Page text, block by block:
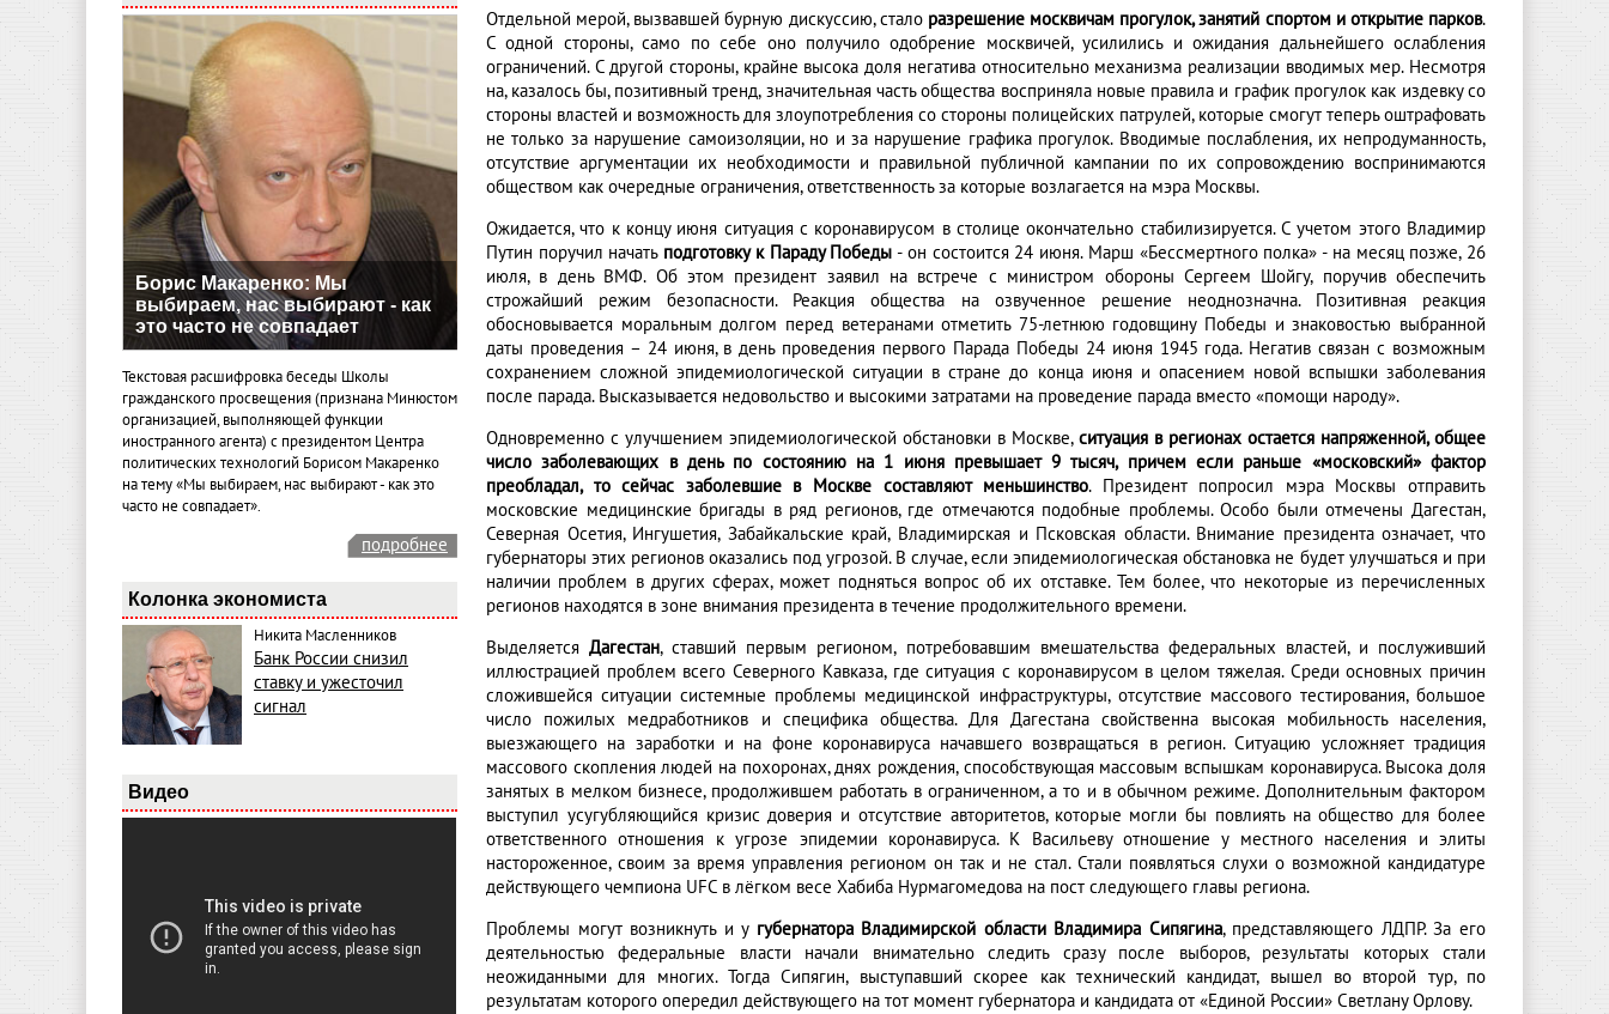
Борис Макаренко: Мы
выбираем, нас выбирают - как
это часто не совпадает
Текстовая расшифровка беседы Школы
гражданского просвещения (признана Минюстом
организацией, выполняющей функции
иностранного агента) с президентом Центра
политических технологий Борисом Макаренко
на тему «Мы выбираем, нас выбирают - как это
часто не совпадает».
подробнее
Колонка экономиста
Никита Масленников
Банк России снизил
ставку и ужесточил
сигнал
Видео
Отдельной мерой, вызвавшей бурную дискуссию, стало разрешение москвичам прогулок, занятий спортом и открытие парков.
С одной стороны, само по себе оно получило одобрение москвичей, усилились и ожидания дальнейшего ослабления
ограничений. С другой стороны, крайне высока доля негатива относительно механизма реализации вводимых мер. Несмотря
на, казалось бы, позитивный тренд, значительная часть общества восприняла новые правила и график прогулок как издевку со
стороны властей и возможность для злоупотребления со стороны полицейских патрулей, которые смогут теперь оштрафовать
не только за нарушение самоизоляции, но и за нарушение графика прогулок. Вводимые послабления, их непродуманность,
отсутствие аргументации их необходимости и правильной публичной кампании по их сопровождению воспринимаются
обществом как очередные ограничения, ответственность за которые возлагается на мэра Москвы.
Ожидается, что к концу июня ситуация с коронавирусом в столице окончательно стабилизируется. С учетом этого Владимир
Путин поручил начать подготовку к Параду Победы - он состоится 24 июня. Марш «Бессмертного полка» - на месяц позже, 26
июля, в день ВМФ. Об этом президент заявил на встрече с министром обороны Сергеем Шойгу, поручив обеспечить
строжайший режим безопасности. Реакция общества на озвученное решение неоднозначна. Позитивная реакция
обосновывается моральным долгом перед ветеранами отметить 75-летнюю годовщину Победы и знаковостью выбранной
даты проведения – 24 июня, в день проведения первого Парада Победы 24 июня 1945 года. Негатив связан с возможным
сохранением сложной эпидемиологической ситуации в стране до конца июня и опасением новой вспышки заболевания
после парада. Высказывается недовольство и высокими затратами на проведение парада вместо «помощи народу».
Одновременно с улучшением эпидемиологической обстановки в Москве, ситуация в регионах остается напряженной, общее
число заболевающих в день по состоянию на 1 июня превышает 9 тысяч, причем если раньше «московский» фактор
преобладал, то сейчас заболевшие в Москве составляют меньшинство. Президент попросил мэра Москвы отправить
московские медицинские бригады в ряд регионов, где отмечаются подобные проблемы. Особо были отмечены Дагестан,
Северная Осетия, Ингушетия, Забайкальские край, Владимирская и Псковская области. Внимание президента означает, что
губернаторы этих регионов оказались под угрозой. В случае, если эпидемиологическая обстановка не будет улучшаться и при
наличии проблем в других сферах, может подняться вопрос об их отставке. Тем более, что некоторые из перечисленных
регионов находятся в зоне внимания президента в течение продолжительного времени.
ВыделяетсяДагестан, ставший первым регионом, потребовавшим вмешательства федеральных властей, и послуживший
иллюстрацией проблем всего Северного Кавказа, где ситуация с коронавирусом в целом тяжелая. Среди основных причин
сложившейся ситуации системные проблемы медицинской инфраструктуры, отсутствие массового тестирования, большое
число пожилых медработников и специфика общества. Для Дагестана свойственна высокая мобильность населения,
выезжающего на заработки и на фоне коронавируса начавшего возвращаться в регион. Ситуацию усложняет традиция
массового скопления людей на похоронах, днях рождения, способствующая массовым вспышкам коронавируса. Высока доля
занятых в мелком бизнесе, продолжившем работать в ограниченном, а то и в обычном режиме. Дополнительным фактором
выступил усугубляющийся кризис доверия и отсутствие авторитетов, которые могли бы повлиять на общество для более
ответственного отношения к угрозе эпидемии коронавируса. К Васильеву отношение у местного населения и элиты
настороженное, своим за время управления регионом он так и не стал. Стали появляться слухи о возможной кандидатуре
действующего чемпиона UFC в лёгком весе Хабиба Нурмагомедова на пост следующего главы региона.
Проблемы могут возникнуть и у губернатора Владимирской области Владимира Сипягина, представляющего ЛДПР. За его
деятельностью федеральные власти начали внимательно следить сразу после выборов, результаты которых стали
неожиданными для многих. Тогда Сипягин, выступавший скорее как технический кандидат, вышел во второй тур, по
результатам которого опередил действующего на тот момент губернатора и кандидата от «Единой России» Светлану Орлову.